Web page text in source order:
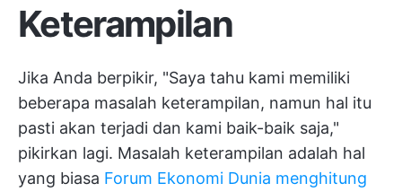
Keterampilan
Jika Anda berpikir, "Saya tahu kami memiliki
beberapa masalah keterampilan, namun hal itu
pasti akan terjadi dan kami baik-baik saja,"
pikirkan lagi. Masalah keterampilan adalah hal
yang biasa Forum Ekonomi Dunia menghitung